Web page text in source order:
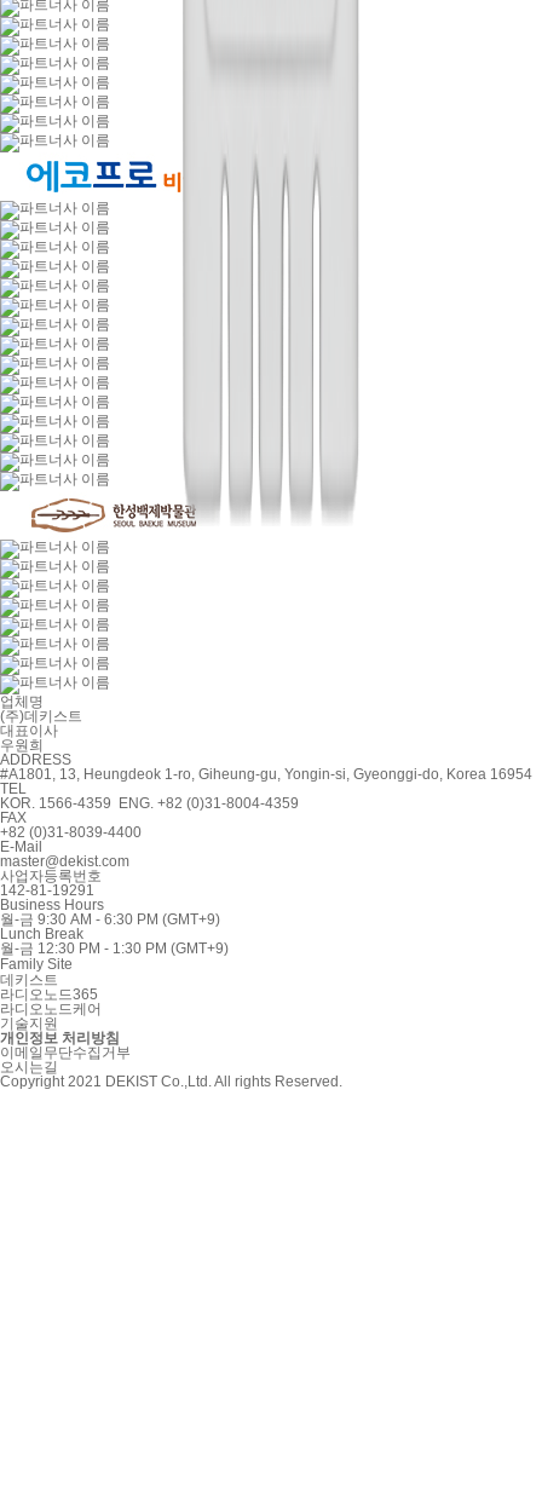
업체명
(주)데키스트
대표이사
우원희
ADDRESS
#A1801, 13, Heungdeok 1-ro, Giheung-gu, Yongin-si, Gyeonggi-do, Korea 16954
TEL
KOR. 1566-4359 ENG. +82 (0)31-8004-4359
FAX
+82 (0)31-8039-4400
E-Mail
master@dekist.com
사업자등록번호
142-81-19291
Business Hours
월-금 9:30 AM - 6:30 PM (GMT+9)
Lunch Break
월-금 12:30 PM - 1:30 PM (GMT+9)
Family Site
데키스트
라디오노드365
라디오노드케어
기술지원
개인정보 처리방침
이메일무단수집거부
오시는길
Copyright 2021 DEKIST Co.,Ltd. All rights Reserved.